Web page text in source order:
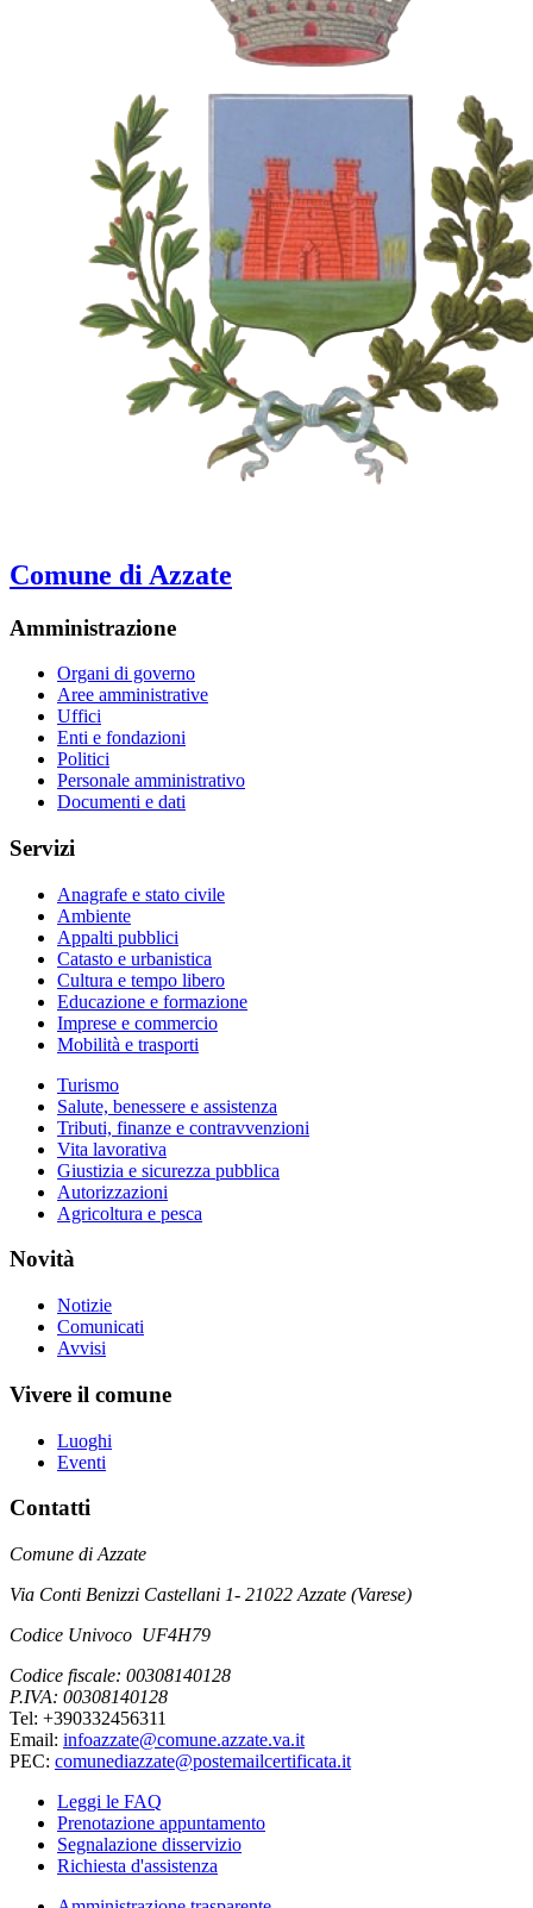
Comune di Azzate
Amministrazione
Organi di governo
Aree amministrative
Uffici
Enti e fondazioni
Politici
Personale amministrativo
Documenti e dati
Servizi
Anagrafe e stato civile
Ambiente
Appalti pubblici
Catasto e urbanistica
Cultura e tempo libero
Educazione e formazione
Imprese e commercio
Mobilità e trasporti
Turismo
Salute, benessere e assistenza
Tributi, finanze e contravvenzioni
Vita lavorativa
Giustizia e sicurezza pubblica
Autorizzazioni
Agricoltura e pesca
Novità
Notizie
Comunicati
Avvisi
Vivere il comune
Luoghi
Eventi
Contatti
Comune di Azzate
Via Conti Benizzi Castellani 1- 21022 Azzate (Varese)
Codice Univoco UF4H79
Codice fiscale: 00308140128
P.IVA: 00308140128
Tel: +390332456311
Email: infoazzate@comune.azzate.va.it
PEC: comunediazzate@postemailcertificata.it
Leggi le FAQ
Prenotazione appuntamento
Segnalazione disservizio
Richiesta d'assistenza